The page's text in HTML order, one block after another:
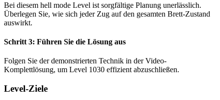
Bei diesem hell mode Level ist sorgfältige Planung unerlässlich.
Überlegen Sie, wie sich jeder Zug auf den gesamten Brett-Zustand
auswirkt.
Schritt 3: Führen Sie die Lösung aus
Folgen Sie der demonstrierten Technik in der Video-
Komplettlösung, um Level 1030 effizient abzuschließen.
Level-Ziele